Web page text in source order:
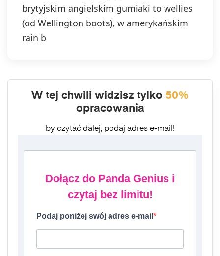
brytyjskim angielskim gumiaki to wellies
(od Wellington boots), w amerykańskim
rain b
W tej chwili widzisz tylko 50%
opracowania
by czytać dalej, podaj adres e-mail!
Dołącz do Panda Genius i
czytaj bez limitu!
Podaj poniżej swój adres e-mail